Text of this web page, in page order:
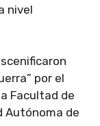
nivel
por el
Facultad de
Autónoma de